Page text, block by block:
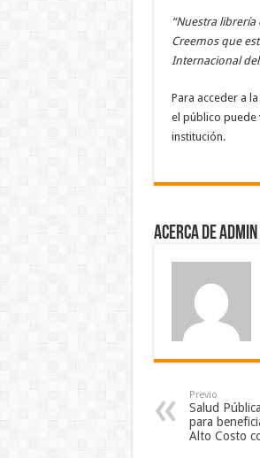
“Nuestra
Creemos que
Internacional
Para acceder a
el público puede
institución.
Acerca de admin
Previo
Salud
para
Alto Costo